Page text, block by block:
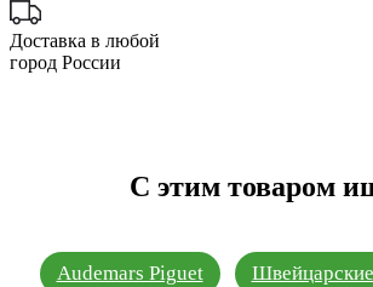
Доставка в любой
город России
С этим товаром
Audemars Piguet